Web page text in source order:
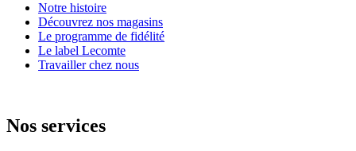
Notre histoire
Découvrez nos magasins
Le programme de fidélité
Le label Lecomte
Travailler chez nous
Nos services